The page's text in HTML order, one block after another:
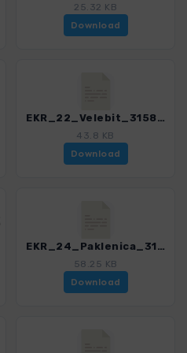
25.32 KB
Download
EKR_22_Velebit_3158_1.gpx
43.8 KB
Download
EKR_24_Paklenica_3158_1.gpx
58.25 KB
Download